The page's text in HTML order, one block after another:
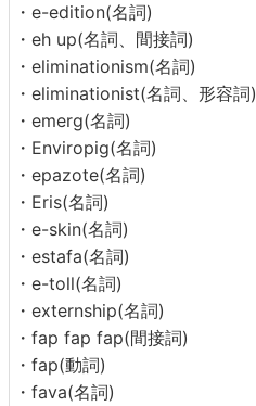
・e-edition(名詞)
・eh up(名詞、間接詞)
・eliminationism(名詞)
・eliminationist(名詞、形容詞)
・emerg(名詞)
・Enviropig(名詞)
・epazote(名詞)
・Eris(名詞)
・e-skin(名詞)
・estafa(名詞)
・e-toll(名詞)
・externship(名詞)
・fap fap fap(間接詞)
・fap(動詞)
・fava(名詞)